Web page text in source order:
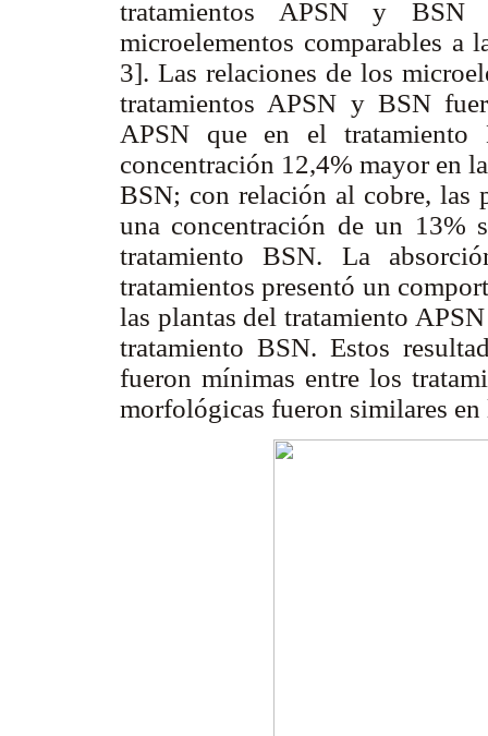
tratamientos APSN y BSN
microelementos comparables a
3]. Las relaciones de los
tratamientos APSN y BSN
APSN que en el
concentración 12,4% mayor en
BSN; con relación al cobre, las
una concentración de un 13%
tratamiento BSN. La
tratamientos presentó un
las plantas del tratamiento
tratamiento BSN. Estos
fueron mínimas entre los
morfológicas fueron similares